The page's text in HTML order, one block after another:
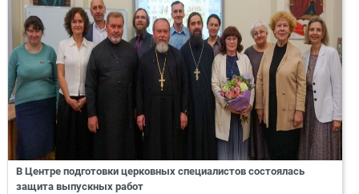
В Центре подготовки церковных специалистов состоялась
защита выпускных работ